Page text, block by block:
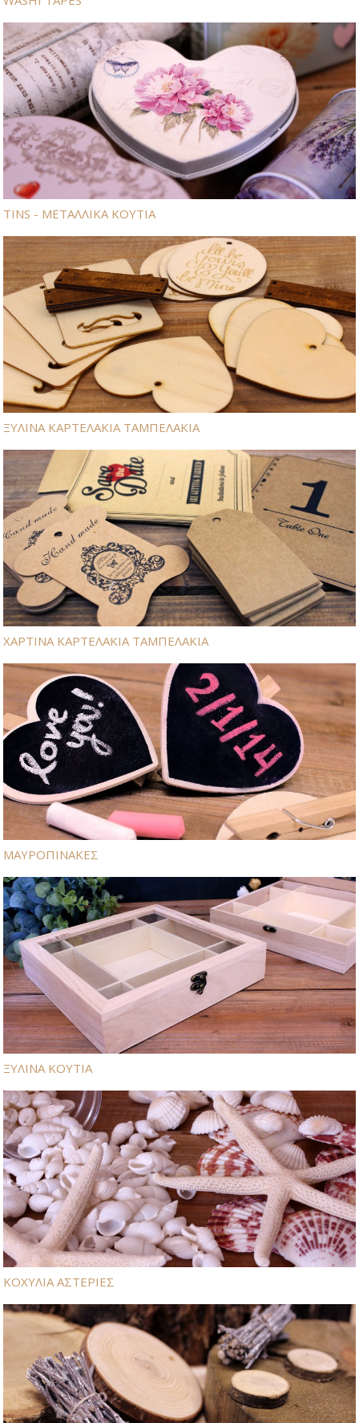
TINS - ΜΕΤΑΛΛΙΚΑ ΚΟΥΤΙΑ
ΞΥΛΙΝΑ ΚΑΡΤΕΛΑΚΙΑ ΤΑΜΠΕΛΑΚΙΑ
ΧΑΡΤΙΝΑ ΚΑΡΤΕΛΑΚΙΑ ΤΑΜΠΕΛΑΚΙΑ
ΜΑΥΡΟΠΙΝΑΚΕΣ
ΞΥΛΙΝΑ ΚΟΥΤΙΑ
ΚΟΧΥΛΙΑ ΑΣΤΕΡΙΕΣ